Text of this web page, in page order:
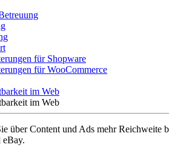
für Shopware
für WooCommerce
im Web
im Web
über Content und Ads mehr Reichweite
eBay.